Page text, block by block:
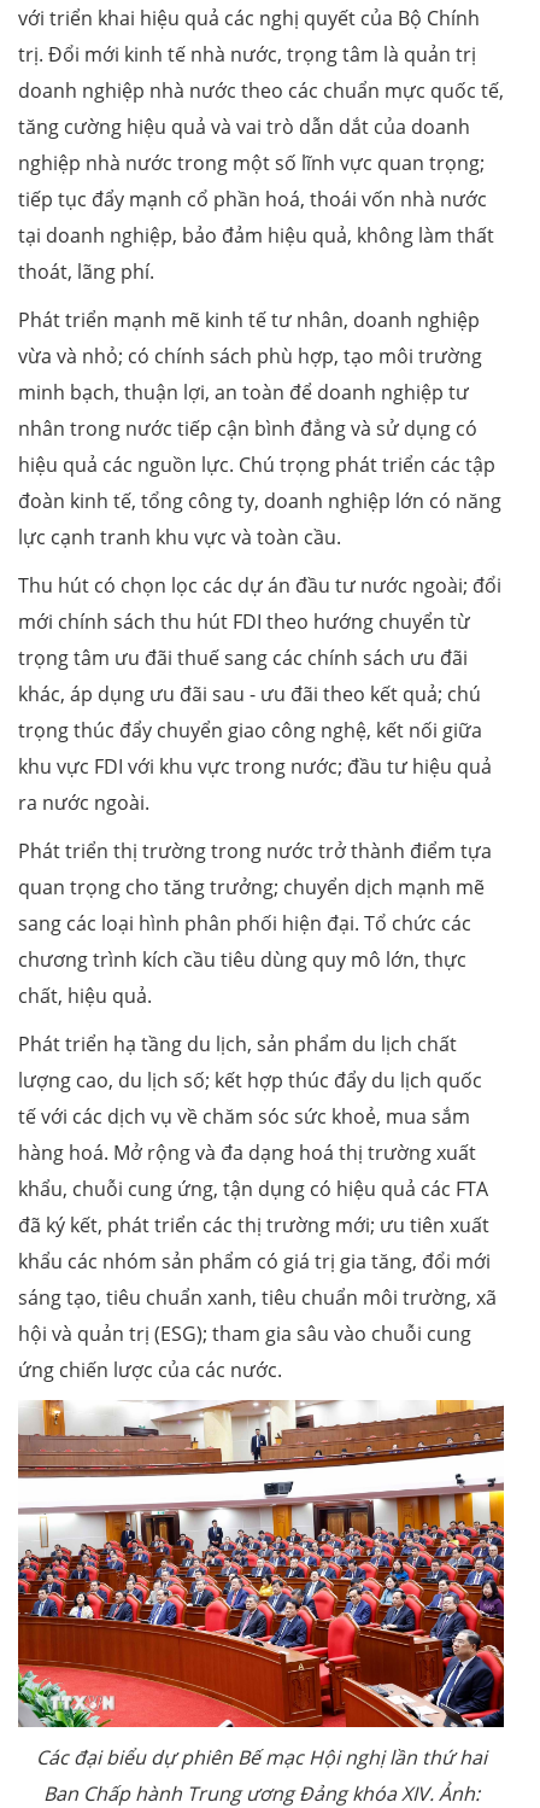
với triển khai hiệu quả các nghị quyết của Bộ Chính
trị. Đổi mới kinh tế nhà nước, trọng tâm là quản trị
doanh nghiệp nhà nước theo các chuẩn mực quốc tế,
tăng cường hiệu quả và vai trò dẫn dắt của doanh
nghiệp nhà nước trong một số lĩnh vực quan trọng;
tiếp tục đẩy mạnh cổ phần hoá, thoái vốn nhà nước
tại doanh nghiệp, bảo đảm hiệu quả, không làm thất
thoát, lãng phí.
Phát triển mạnh mẽ kinh tế tư nhân, doanh nghiệp
vừa và nhỏ; có chính sách phù hợp, tạo môi trường
minh bạch, thuận lợi, an toàn để doanh nghiệp tư
nhân trong nước tiếp cận bình đẳng và sử dụng có
hiệu quả các nguồn lực. Chú trọng phát triển các tập
đoàn kinh tế, tổng công ty, doanh nghiệp lớn có năng
lực cạnh tranh khu vực và toàn cầu.
Thu hút có chọn lọc các dự án đầu tư nước ngoài; đổi
mới chính sách thu hút FDI theo hướng chuyển từ
trọng tâm ưu đãi thuế sang các chính sách ưu đãi
khác, áp dụng ưu đãi sau - ưu đãi theo kết quả; chú
trọng thúc đẩy chuyển giao công nghệ, kết nối giữa
khu vực FDI với khu vực trong nước; đầu tư hiệu quả
ra nước ngoài.
Phát triển thị trường trong nước trở thành điểm tựa
quan trọng cho tăng trưởng; chuyển dịch mạnh mẽ
sang các loại hình phân phối hiện đại. Tổ chức các
chương trình kích cầu tiêu dùng quy mô lớn, thực
chất, hiệu quả.
Phát triển hạ tầng du lịch, sản phẩm du lịch chất
lượng cao, du lịch số; kết hợp thúc đẩy du lịch quốc
tế với các dịch vụ về chăm sóc sức khoẻ, mua sắm
hàng hoá. Mở rộng và đa dạng hoá thị trường xuất
khẩu, chuỗi cung ứng, tận dụng có hiệu quả các FTA
đã ký kết, phát triển các thị trường mới; ưu tiên xuất
khẩu các nhóm sản phẩm có giá trị gia tăng, đổi mới
sáng tạo, tiêu chuẩn xanh, tiêu chuẩn môi trường, xã
hội và quản trị (ESG); tham gia sâu vào chuỗi cung
ứng chiến lược của các nước.
Các đại biểu dự phiên Bế mạc Hội nghị lần thứ hai
Ban Chấp hành Trung ương Đảng khóa XIV. Ảnh: